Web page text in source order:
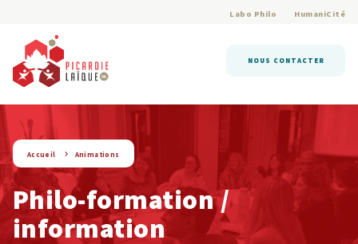
Labo Philo HumaniCité
NOUS CONTACTER
Accueil Animations
Philo-formation /
information